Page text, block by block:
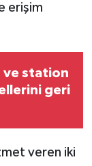
erişim
ve station
geri
veren iki